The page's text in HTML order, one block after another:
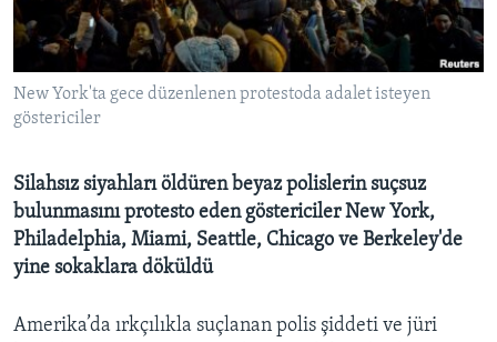
HAYATTAN
SANAT
BIZI TAKIP EDIN
Diller
New York'ta gece düzenlenen protestoda adalet isteyen
göstericiler
Silahsız siyahları öldüren beyaz polislerin suçsuz
bulunmasını protesto eden göstericiler New York,
Philadelphia, Miami, Seattle, Chicago ve Berkeley'de
yine sokaklara döküldü
Amerika’da ırkçılıkla suçlanan polis şiddeti ve jüri